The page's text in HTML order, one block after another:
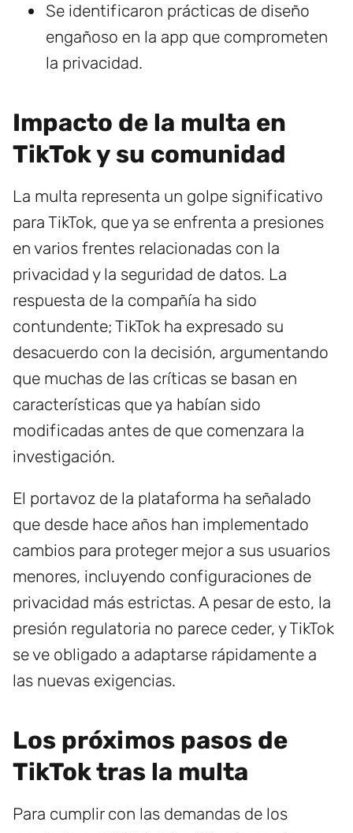
Se identificaron prácticas de diseño
engañoso en la app que comprometen
la privacidad.
Impacto de la multa en
TikTok y su comunidad
La multa representa un golpe significativo
para TikTok, que ya se enfrenta a presiones
en varios frentes relacionadas con la
privacidad y la seguridad de datos. La
respuesta de la compañía ha sido
contundente; TikTok ha expresado su
desacuerdo con la decisión, argumentando
que muchas de las críticas se basan en
características que ya habían sido
modificadas antes de que comenzara la
investigación.
El portavoz de la plataforma ha señalado
que desde hace años han implementado
cambios para proteger mejor a sus usuarios
menores, incluyendo configuraciones de
privacidad más estrictas. A pesar de esto, la
presión regulatoria no parece ceder, y TikTok
se ve obligado a adaptarse rápidamente a
las nuevas exigencias.
Los próximos pasos de
TikTok tras la multa
Para cumplir con las demandas de los